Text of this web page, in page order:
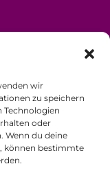
wir
zu speichern
Technologien
oder
Wenn du deine
können bestimmte